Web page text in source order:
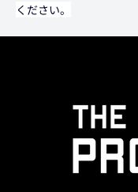
ください。